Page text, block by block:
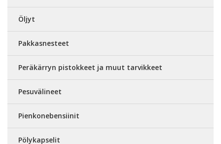
Öljyt
Pakkasnesteet
Peräkärryn pistokkeet ja muut tarvikkeet
Pesuvälineet
Pienkonebensiinit
Pölykapselit